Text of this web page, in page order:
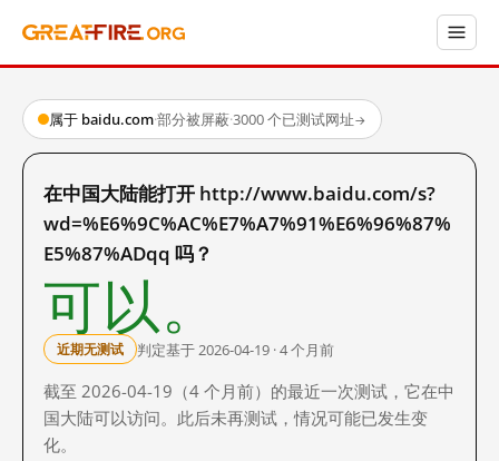
属于 baidu.com·部分被屏蔽·3000 个已测试网址→
在中国大陆能打开 http://www.baidu.com/s?
wd=%E6%9C%AC%E7%A7%91%E6%96%87%
E5%87%ADqq 吗？
可以。
近期无测试 判定基于 2026-04-19 · 4 个月前
截至 2026-04-19（4 个月前）的最近一次测试，它在中
国大陆可以访问。此后未再测试，情况可能已发生变
化。